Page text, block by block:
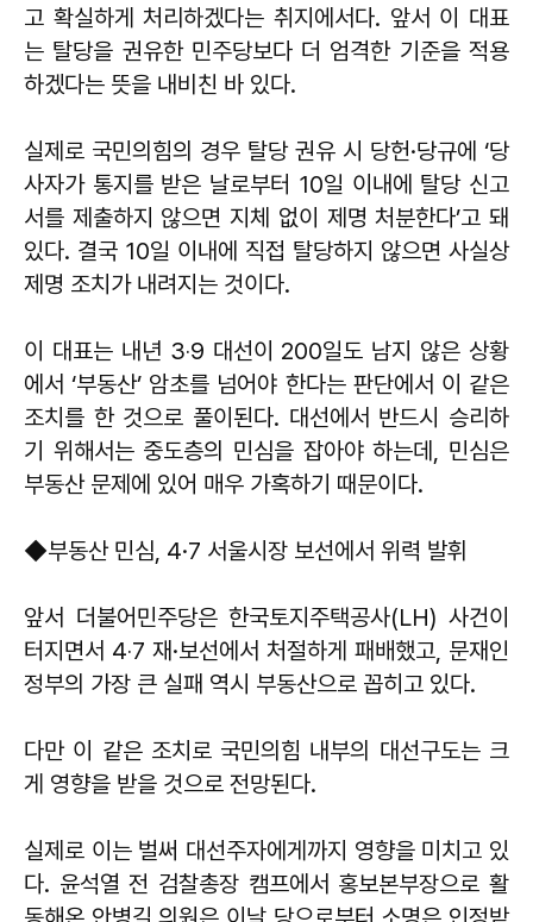
고 확실하게 처리하겠다는 취지에서다. 앞서 이 대표
는 탈당을 권유한 민주당보다 더 엄격한 기준을 적용
하겠다는 뜻을 내비친 바 있다.
실제로 국민의힘의 경우 탈당 권유 시 당헌·당규에 ‘당
사자가 통지를 받은 날로부터 10일 이내에 탈당 신고
서를 제출하지 않으면 지체 없이 제명 처분한다’고 돼
있다. 결국 10일 이내에 직접 탈당하지 않으면 사실상
제명 조치가 내려지는 것이다.
이 대표는 내년 3‧9 대선이 200일도 남지 않은 상황
에서 ‘부동산’ 암초를 넘어야 한다는 판단에서 이 같은
조치를 한 것으로 풀이된다. 대선에서 반드시 승리하
기 위해서는 중도층의 민심을 잡아야 하는데, 민심은
부동산 문제에 있어 매우 가혹하기 때문이다.
◆부동산 민심, 4·7 서울시장 보선에서 위력 발휘
앞서 더불어민주당은 한국토지주택공사(LH) 사건이
터지면서 4‧7 재·보선에서 처절하게 패배했고, 문재인
정부의 가장 큰 실패 역시 부동산으로 꼽히고 있다.
다만 이 같은 조치로 국민의힘 내부의 대선구도는 크
게 영향을 받을 것으로 전망된다.
실제로 이는 벌써 대선주자에게까지 영향을 미치고 있
다. 윤석열 전 검찰총장 캠프에서 홍보본부장으로 활